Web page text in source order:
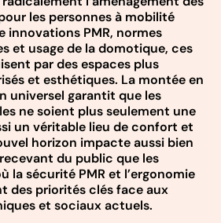
les personnes à mobilité
innovations PMR, normes
et usage de la domotique, ces
par des espaces plus
et esthétiques. La montée en
universel garantit que les
ne soient plus seulement une
un véritable lieu de confort et
horizon impacte aussi bien
du public que les
la sécurité PMR et l’ergonomie
des priorités clés face aux
et sociaux actuels.